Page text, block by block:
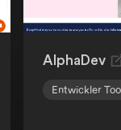
optimal
Fachleuten
AlphaDev
Entwickler